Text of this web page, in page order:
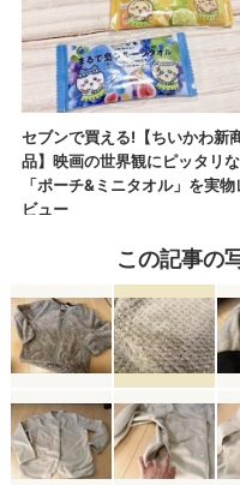
この記事の